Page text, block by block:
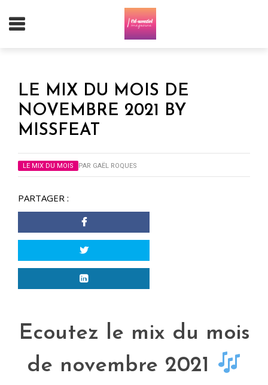
LE MIX DU MOIS DE
NOVEMBRE 2021 BY
MISSFEAT
LE MIX DU MOIS PAR GAËL ROQUES
PARTAGER :
Ecoutez le mix du mois
de novembre 2021